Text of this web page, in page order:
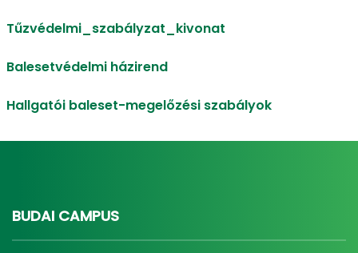
Tűzvédelmi_szabályzat_kivonat
Balesetvédelmi házirend
Hallgatói baleset-megelőzési szabályok
BUDAI CAMPUS